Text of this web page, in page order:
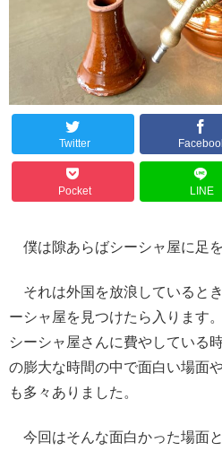
Twitter
Pocket LINE
僕は隙あらばシーシャ屋に足を
それは外国を放浪していると
ーシャ屋を見つけたら入ります
シーシャ屋さんに費やしている
の膨大な時間の中で面白い場面
も多々ありました。
今回はそんな面白かった場面